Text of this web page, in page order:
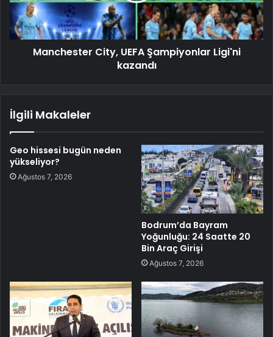
Manchester City, UEFA Şampiyonlar Ligi'ni
kazandı
İlgili Makaleler
Geo hissesi bugün neden
yükseliyor?
Ağustos 7, 2026
Bodrum’da Bayram
Yoğunluğu: 24 Saatte 20
Bin Araç Girişi
Ağustos 7, 2026